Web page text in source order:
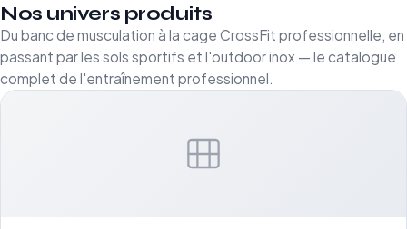
Nos univers produits
Du banc de musculation à la cage CrossFit professionnelle, en
passant par les sols sportifs et l'outdoor inox — le catalogue
complet de l'entraînement professionnel.